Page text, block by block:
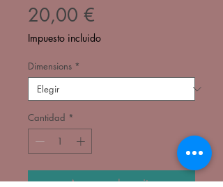
20,00 €
Impuesto incluido
Dimensions *
Cantidad *
Agregar al carrito